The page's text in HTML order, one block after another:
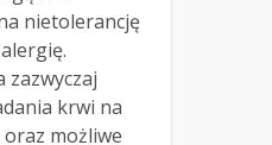
nietolerancję
zazwyczaj
krwi na
oraz możliwe